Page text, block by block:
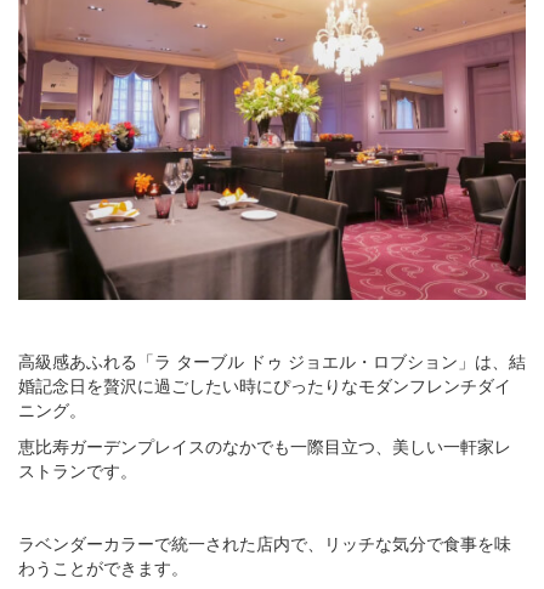
高級感あふれる「ラ ターブル ドゥ ジョエル・ロブション」は、結
婚記念日を贅沢に過ごしたい時にぴったりなモダンフレンチダイ
ニング。
恵比寿ガーデンプレイスのなかでも一際目立つ、美しい一軒家レ
ストランです。
ラベンダーカラーで統一された店内で、リッチな気分で食事を味
わうことができます。